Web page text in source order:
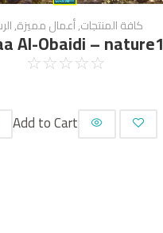
كافة المنتجات,أعمال مميزة,
Al-Obaidi – nature1
☆
☆
☆
☆
☆
Add to Cart